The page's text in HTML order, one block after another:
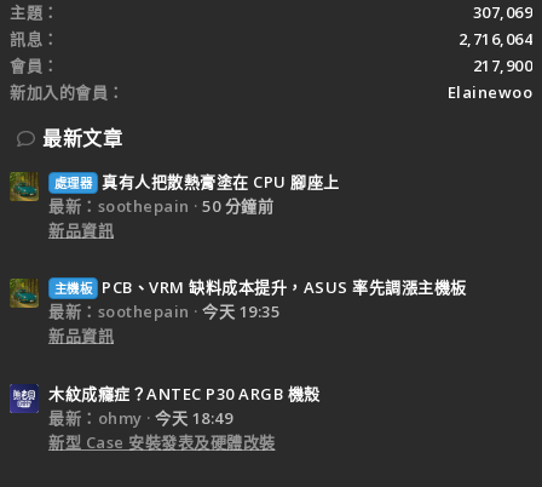
主題
307,069
訊息
2,716,064
會員
217,900
新加入的會員
Elainewoo
最新文章
處理器 真有人把散熱膏塗在 CPU 腳座上
最新：soothepain
50 分鐘前
新品資訊
主機板
PCB、VRM 缺料成本提升，ASUS 率先調漲主機板
最新：soothepain
今天 19:35
新品資訊
木紋成癮症？ANTEC P30 ARGB 機殼
最新：ohmy
今天 18:49
新型 Case 安裝發表及硬體改裝